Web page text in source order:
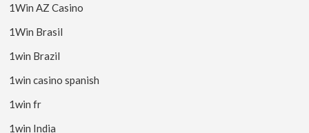
1Win AZ Casino
1Win Brasil
1win Brazil
1win casino spanish
1win fr
1win India